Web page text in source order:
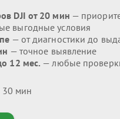
DJI от 20 мин —
выгодные условия
— от диагностики до
— точное выявление
12 мес. — любые
30 мин